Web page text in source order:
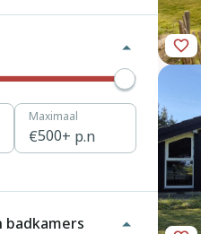
12
500+ p.n
Maximaal
badkamers